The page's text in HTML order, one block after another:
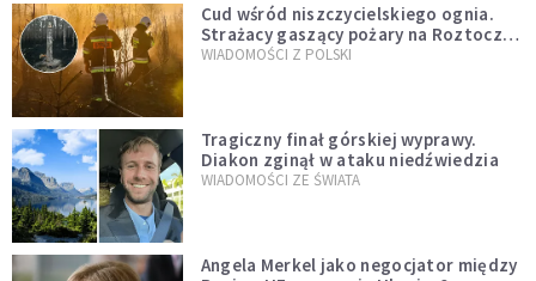
Cud wśród niszczycielskiego ognia.
Strażacy gaszący pożary na Roztoczu
opublikowali niezwykłe zdjęcie
WIADOMOŚCI Z POLSKI
Tragiczny finał górskiej wyprawy.
Diakon zginął w ataku niedźwiedzia
WIADOMOŚCI ZE ŚWIATA
Angela Merkel jako negocjator między